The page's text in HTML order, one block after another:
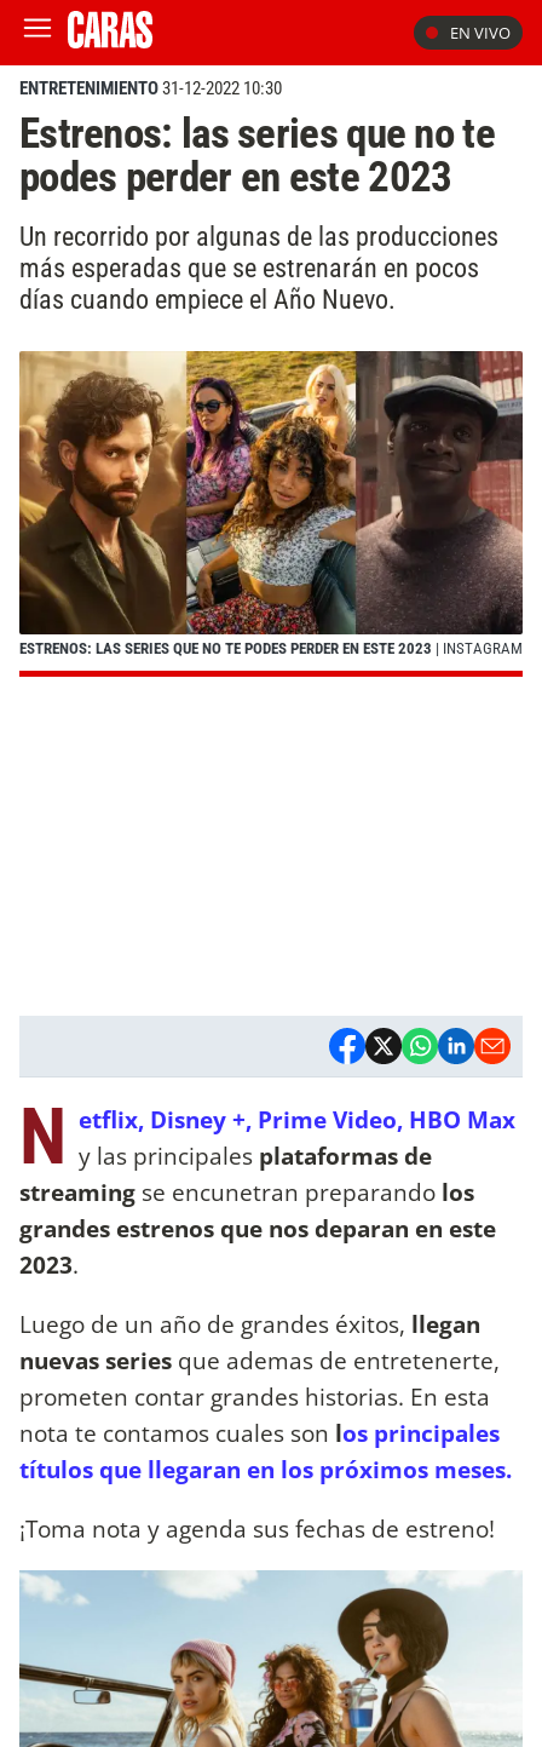
EN VIVO
ENTRETENIMIENTO31-12-2022 10:30
Estrenos: las series que no te
podes perder en este 2023
Un recorrido por algunas de las producciones
más esperadas que se estrenarán en pocos
días cuando empiece el Año Nuevo.
ESTRENOS: LAS SERIES QUE NO TE PODES PERDER EN ESTE 2023 | INSTAGRAM
N etflix, Disney +, Prime Video, HBO Max
y las principales plataformas de
streaming se encunetran preparando los
grandes estrenos que nos deparan en este
2023.
Luego de un año de grandes éxitos, llegan
nuevas series que ademas de entretenerte,
prometen contar grandes historias. En esta
nota te contamos cuales son los principales
títulos que llegaran en los próximos meses.
¡Toma nota y agenda sus fechas de estreno!